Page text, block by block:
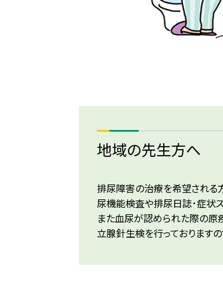
地域の先生方へ
排尿障害の治療を希望される
尿機能検査や排尿日誌・症状
また血尿が認められた際の原
立腺針生検を行っておりますの